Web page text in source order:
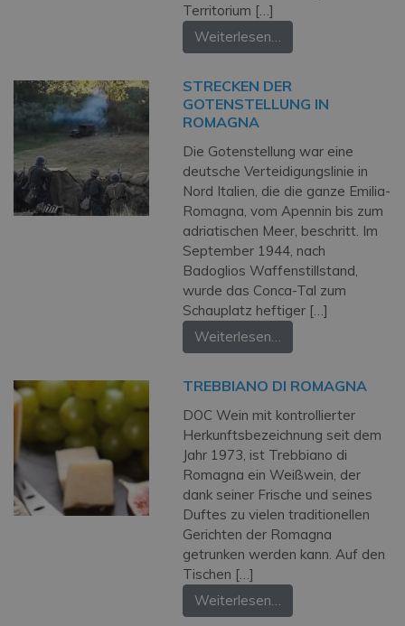
Territorium […]
Weiterlesen…
STRECKEN DER
GOTENSTELLUNG IN
ROMAGNA
Die Gotenstellung war eine
deutsche Verteidigungslinie in
Nord Italien, die die ganze Emilia-
Romagna, vom Apennin bis zum
adriatischen Meer, beschritt. Im
September 1944, nach
Badoglios Waffenstillstand,
wurde das Conca-Tal zum
Schauplatz heftiger […]
Weiterlesen…
TREBBIANO DI ROMAGNA
DOC Wein mit kontrollierter
Herkunftsbezeichnung seit dem
Jahr 1973, ist Trebbiano di
Romagna ein Weißwein, der
dank seiner Frische und seines
Duftes zu vielen traditionellen
Gerichten der Romagna
getrunken werden kann. Auf den
Tischen […]
Weiterlesen…